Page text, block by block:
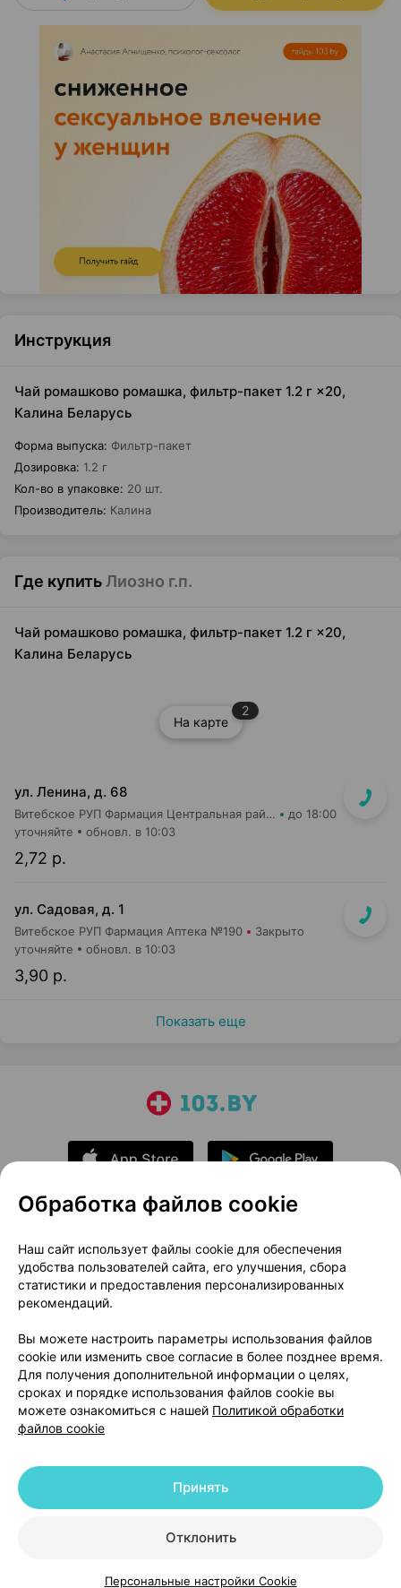
Инструкция
Чай ромашково ромашка, фильтр-пакет 1.2 г ×20,
Калина Беларусь
Форма выпуска: Фильтр-пакет
Дозировка: 1.2 г
Кол-во в упаковке: 20 шт.
Производитель: Калина
Где купитьЛиозно г.п.
Чай ромашково ромашка, фильтр-пакет 1.2 г ×20,
Калина Беларусь
На карте
2
ул. Ленина, д. 68
Витебское РУП Фармация Центральная районная аптека №16 до 18:00
2,72 р.
уточняйте обновл. в 10:03
ул. Садовая, д. 1
Витебское РУП Фармация Аптека №190 Закрыто
3,90 р.
уточняйте обновл. в 10:03
Показать еще
О проекте
Новости проекта
Размещение рекламы
Медицинский маркетинг
Публичный договор
Доставка
Способы оплаты
Вакансии
Партнеры
Написать руководителю 103.by
Написать в поддержку
Персональные настройки Cookie
© 2026 ООО «Артокс Лаб», УНП 191700409 | 220012, Республика Беларусь,
+375 291212755
Обработка файлов cookie
Наш сайт использует файлы cookie для обеспечения
удобства пользователей сайта, его улучшения, сбора
статистики и предоставления персонализированных
рекомендаций.
Вы можете настроить параметры использования файлов
cookie или изменить свое согласие в более позднее время.
Для получения дополнительной информации о целях,
сроках и порядке использования файлов cookie вы
можете ознакомиться с нашей Политикой обработки
файлов cookie
Отклонить
Принять
Персональные настройки Cookie